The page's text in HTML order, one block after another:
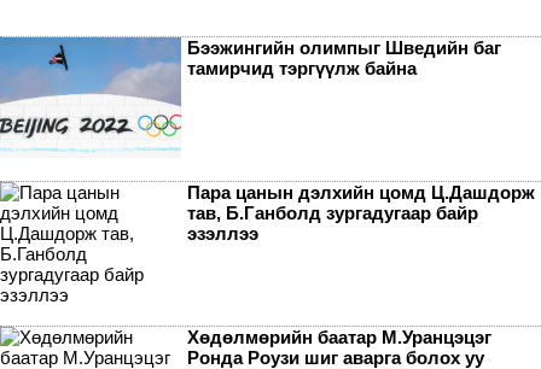
Бээжингийн олимпыг Шведийн баг
тамирчид тэргүүлж байна
Пара цанын дэлхийн цомд Ц.Дашдорж
тав, Б.Ганболд зургадугаар байр
эзэллээ
Хөдөлмөрийн баатар М.Уранцэцэг
Ронда Роузи шиг аварга болох уу